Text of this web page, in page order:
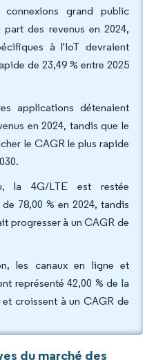
grand public
des revenus en 2024,
à l'IoT devraient
de 23,49 % entre 2025
applications détenaient
en 2024, tandis que le
le CAGR le plus rapide
la 4G/LTE est restée
78,00 % en 2024, tandis
progresser à un CAGR de
les canaux en ligne et
représenté 42,00 % de la
croissent à un CAGR de
du marché des